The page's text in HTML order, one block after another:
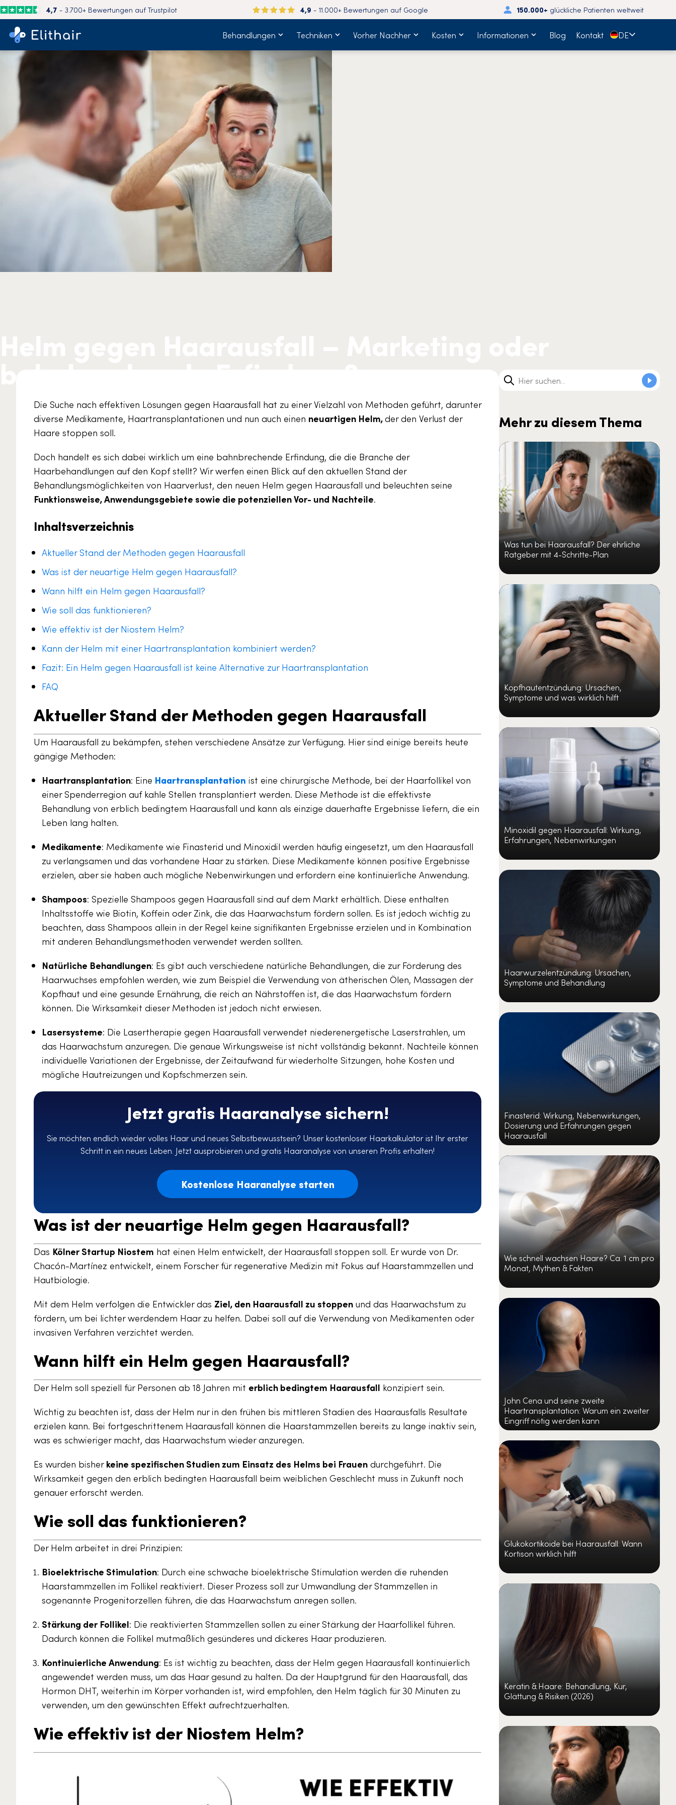
4,7 - 3.700+ Bewertungen auf Trustpilot 4,9 - 11.000+ Bewertungen auf Google 150.000+ glückliche Patienten weltweit
Behandlungen Techniken Vorher Nachher Kosten Informationen Blog Kontakt 🇩🇪DE
Die Suche nach effektiven Lösungen gegen Haarausfall hat zu einer Vielzahl von Methoden geführt, darunter
diverse Medikamente, Haartransplantationen und nun auch einen neuartigen Helm,der den Verlust der
Haare stoppen soll.
Doch handelt es sich dabei wirklich um eine bahnbrechende Erfindung, die die Branche der
Haarbehandlungen auf den Kopf stellt? Wir werfen einen Blick auf den aktuellen Stand der
Behandlungsmöglichkeiten von Haarverlust, den neuen Helm gegen Haarausfall und beleuchten seine
Funktionsweise, Anwendungsgebiete sowie die potenziellen Vor- und Nachteile.
Inhaltsverzeichnis
Aktueller Stand der Methoden gegen Haarausfall
Was ist der neuartige Helm gegen Haarausfall?
Wann hilft ein Helm gegen Haarausfall?
Wie soll das funktionieren?
Wie effektiv ist der Niostem Helm?
Kann der Helm mit einer Haartransplantation kombiniert werden?
Fazit: Ein Helm gegen Haarausfall ist keine Alternative zur Haartransplantation
FAQ
Aktueller Stand der Methoden gegen Haarausfall
Um Haarausfall zu bekämpfen, stehen verschiedene Ansätze zur Verfügung. Hier sind einige bereits heute
gängige Methoden:
Haartransplantation: Eine Haartransplantation ist eine chirurgische Methode, bei der Haarfollikel von
einer Spenderregion auf kahle Stellen transplantiert werden. Diese Methode ist die effektivste
Behandlung von erblich bedingtem Haarausfall und kann als einzige dauerhafte Ergebnisse liefern, die ein
Leben lang halten.
Medikamente: Medikamente wie Finasterid und Minoxidil werden häufig eingesetzt, um den Haarausfall
zu verlangsamen und das vorhandene Haar zu stärken. Diese Medikamente können positive Ergebnisse
erzielen, aber sie haben auch mögliche Nebenwirkungen und erfordern eine kontinuierliche Anwendung.
Shampoos: Spezielle Shampoos gegen Haarausfall sind auf dem Markt erhältlich. Diese enthalten
Inhaltsstoffe wie Biotin, Koffein oder Zink, die das Haarwachstum fördern sollen. Es ist jedoch wichtig zu
beachten, dass Shampoos allein in der Regel keine signifikanten Ergebnisse erzielen und in Kombination
mit anderen Behandlungsmethoden verwendet werden sollten.
Natürliche Behandlungen: Es gibt auch verschiedene natürliche Behandlungen, die zur Förderung des
Haarwuchses empfohlen werden, wie zum Beispiel die Verwendung von ätherischen Ölen, Massagen der
Kopfhaut und eine gesunde Ernährung, die reich an Nährstoffen ist, die das Haarwachstum fördern
können. Die Wirksamkeit dieser Methoden ist jedoch nicht erwiesen.
Lasersysteme: Die Lasertherapie gegen Haarausfall verwendet niederenergetische Laserstrahlen, um
das Haarwachstum anzuregen. Die genaue Wirkungsweise ist nicht vollständig bekannt. Nachteile können
individuelle Variationen der Ergebnisse, der Zeitaufwand für wiederholte Sitzungen, hohe Kosten und
mögliche Hautreizungen und Kopfschmerzen sein.
Jetzt gratis Haaranalyse sichern!
Sie möchten endlich wieder volles Haar und neues Selbstbewusstsein? Unser kostenloser Haarkalkulator ist Ihr erster
Schritt in ein neues Leben. Jetzt ausprobieren und gratis Haaranalyse von unseren Profis erhalten!
Kostenlose Haaranalyse starten
Was ist der neuartige Helm gegen Haarausfall?
Das Kölner Startup Niostem hat einen Helm entwickelt, der Haarausfall stoppen soll. Er wurde von Dr.
Chacón-Martínez entwickelt, einem Forscher für regenerative Medizin mit Fokus auf Haarstammzellen und
Hautbiologie.
Mit dem Helm verfolgen die Entwickler das Ziel, den Haarausfall zu stoppenund das Haarwachstum zu
fördern, um bei lichter werdendem Haar zu helfen. Dabei soll auf die Verwendung von Medikamenten oder
invasiven Verfahren verzichtet werden.
Wann hilft ein Helm gegen Haarausfall?
Der Helm soll speziell für Personen ab 18 Jahren mit erblich bedingtem Haarausfall konzipiert sein.
Wichtig zu beachten ist, dass der Helm nur in den frühen bis mittleren Stadien des Haarausfalls Resultate
erzielen kann. Bei fortgeschrittenem Haarausfall können die Haarstammzellen bereits zu lange inaktiv sein,
was es schwieriger macht, das Haarwachstum wieder anzuregen.
Es wurden bisher keine spezifischen Studien zum Einsatz des Helms bei Frauendurchgeführt. Die
Wirksamkeit gegen den erblich bedingten Haarausfall beim weiblichen Geschlecht muss in Zukunft noch
genauer erforscht werden.
Wie soll das funktionieren?
Der Helm arbeitet in drei Prinzipien:
Bioelektrische Stimulation: Durch eine schwache bioelektrische Stimulation werden die ruhenden
Haarstammzellen im Follikel reaktiviert. Dieser Prozess soll zur Umwandlung der Stammzellen in
sogenannte Progenitorzellen führen, die das Haarwachstum anregen sollen.
Stärkung der Follikel: Die reaktivierten Stammzellen sollen zu einer Stärkung der Haarfollikel führen.
Dadurch können die Follikel mutmaßlich gesünderes und dickeres Haar produzieren.
Kontinuierliche Anwendung: Es ist wichtig zu beachten, dass der Helm gegen Haarausfall kontinuierlich
angewendet werden muss, um das Haar gesund zu halten. Da der Hauptgrund für den Haarausfall, das
Hormon DHT, weiterhin im Körper vorhanden ist, wird empfohlen, den Helm täglich für 30 Minuten zu
verwenden, um den gewünschten Effekt aufrechtzuerhalten.
Wie effektiv ist der Niostem Helm?
Mehr zu diesem Thema
Was tun bei Haarausfall? Der ehrliche
Ratgeber mit 4-Schritte-Plan
Kopfhautentzündung: Ursachen,
Symptome und was wirklich hilft
Minoxidil gegen Haarausfall: Wirkung,
Erfahrungen, Nebenwirkungen
Haarwurzelentzündung: Ursachen,
Symptome und Behandlung
Finasterid: Wirkung, Nebenwirkungen,
Dosierung und Erfahrungen gegen
Haarausfall
Wie schnell wachsen Haare? Ca. 1 cm pro
Monat, Mythen & Fakten
John Cena und seine zweite
Haartransplantation: Warum ein zweiter
Eingriff nötig werden kann
Glukokortikoide bei Haarausfall: Wann
Kortison wirklich hilft
Keratin & Haare: Behandlung, Kur,
Glättung & Risiken (2026)